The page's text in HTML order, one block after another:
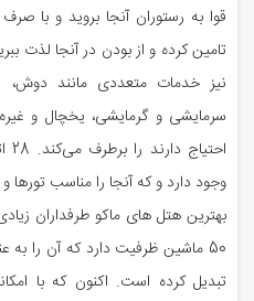
قوا به رستوران آنجا بروید و با
تامین کرده و از بودن در آنجا لذت
نیز خدمات متعددی مانند
سرمایشی و گرمایشی، یخچال و
وجود دارد و که آنجا را مناسب تورها
بهترین هتل های ماکو طرفداران
50 ماشین ظرفیت دارد که آن را
تبدیل کرده است. اکنون که با